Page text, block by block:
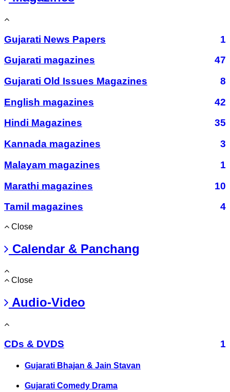
Gujarati News Papers
1
Gujarati magazines
47
Gujarati Old Issues Magazines
8
English magazines
42
Hindi Magazines
35
Kannada magazines
3
Malayam magazines
1
Marathi magazines
10
Tamil magazines
4
Close
Calendar & Panchang
Close
Audio-Video
CDs & DVDS 1
Gujarati Bhajan & Jain Stavan
Gujarati Comedy Drama